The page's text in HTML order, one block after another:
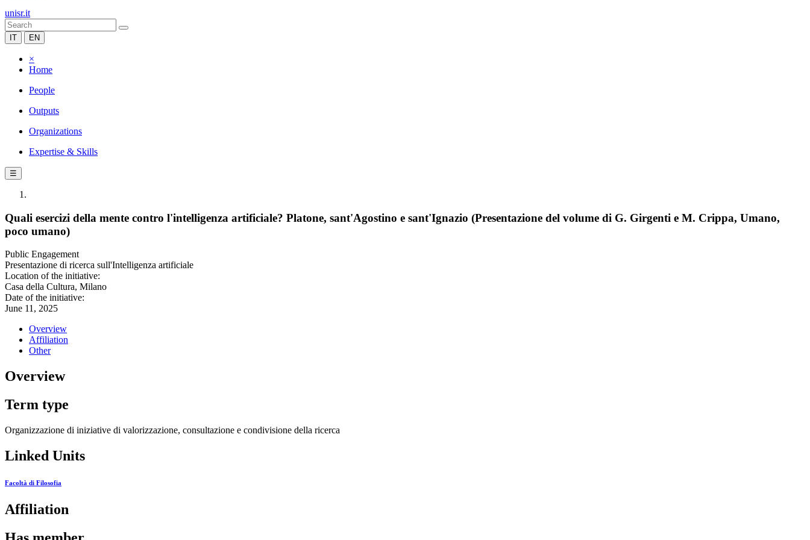
unisr.it
IT EN
×
Home
People
Outputs
Organizations
Expertise & Skills
☰
Quali esercizi della mente contro l'intelligenza artificiale? Platone, sant'Agostino e sant'Ignazio (Presentazione del volume di G. Girgenti e M. Crippa, Umano,
poco umano)
Public Engagement
Presentazione di ricerca sull'Intelligenza artificiale
Location of the initiative:
Casa della Cultura, Milano
Date of the initiative:
June 11, 2025
Overview
Affiliation
Other
Overview
Term type
Organizzazione di iniziative di valorizzazione, consultazione e condivisione della ricerca
Linked Units
Facoltà di Filosofia
Affiliation